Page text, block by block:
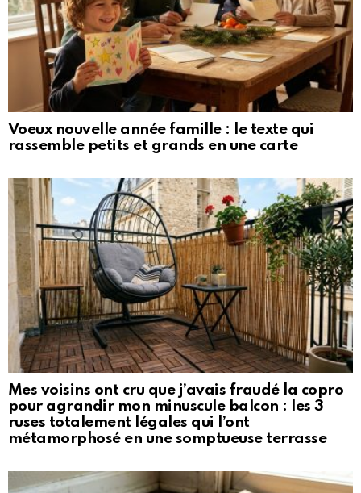
Voeux nouvelle année famille : le texte qui
rassemble petits et grands en une carte
Mes voisins ont cru que j’avais fraudé la copro
pour agrandir mon minuscule balcon : les 3
ruses totalement légales qui l’ont
métamorphosé en une somptueuse terrasse